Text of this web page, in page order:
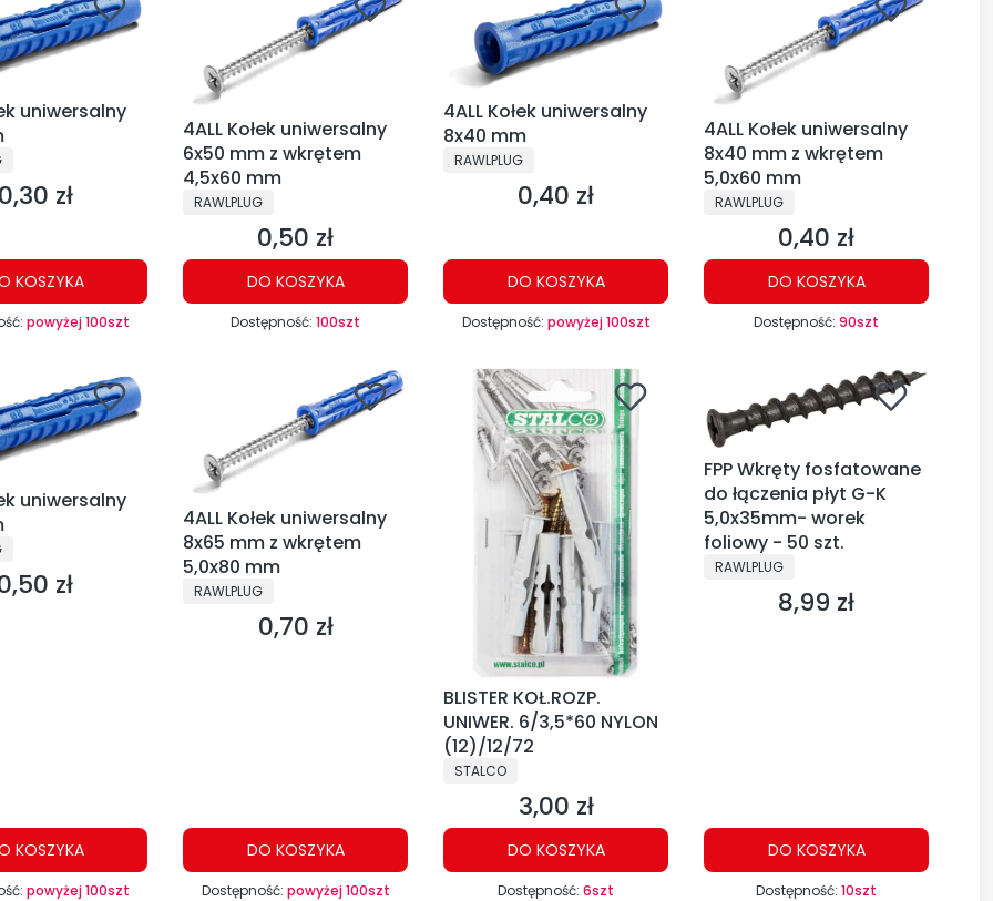
uniwersalny
Cena
0,30 zł
KOSZYKA
powyżej 100szt
4ALL Kołek uniwersalny
6x50 mm z wkrętem
4,5x60 mm
PRODUCENT
RAWLPLUG
Cena
0,50 zł
DO KOSZYKA
Dostępność: 100szt
4ALL Kołek uniwersalny
8x40 mm
PRODUCENT
RAWLPLUG
Cena
0,40 zł
DO KOSZYKA
Dostępność: powyżej 100szt
4ALL Kołek uniwersalny
8x40 mm z wkrętem
5,0x60 mm
PRODUCENT
RAWLPLUG
Cena
0,40 zł
DO KOSZYKA
Dostępność: 90szt
uniwersalny
zł
KOSZYKA
powyżej 100szt
4ALL Kołek uniwersalny
8x65 mm z wkrętem
5,0x80 mm
PRODUCENT
RAWLPLUG
Cena
0,70 zł
DO KOSZYKA
Dostępność: powyżej 100szt
BLISTER KOŁ.ROZP.
UNIWER. 6/3,5*60 NYLON
(12)/12/72
PRODUCENT
STALCO
Cena
3,00 zł
DO KOSZYKA
Dostępność: 6szt
FPP Wkręty fosfatowane
do łączenia płyt G-K
5,0x35mm- worek
foliowy - 50 szt.
PRODUCENT
RAWLPLUG
Cena
8,99 zł
DO KOSZYKA
Dostępność: 10szt